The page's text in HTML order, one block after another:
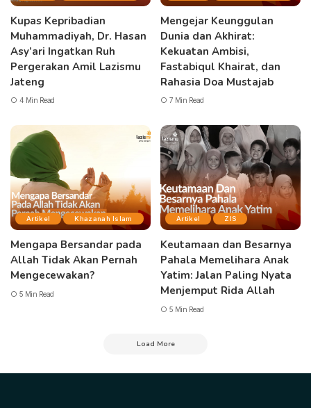
Kupas Kepribadian
Muhammadiyah, Dr. Hasan
Asy’ari Ingatkan Ruh
Pergerakan Amil Lazismu
Jateng
4 Min Read
Mengejar Keunggulan
Dunia dan Akhirat:
Kekuatan Ambisi,
Fastabiqul Khairat, dan
Rahasia Doa Mustajab
7 Min Read
Artikel Khazanah Islam
Mengapa Bersandar pada
Allah Tidak Akan Pernah
Mengecewakan?
5 Min Read
Artikel ZIS
Keutamaan dan Besarnya
Pahala Memelihara Anak
Yatim: Jalan Paling Nyata
Menjemput Rida Allah
5 Min Read
Load More